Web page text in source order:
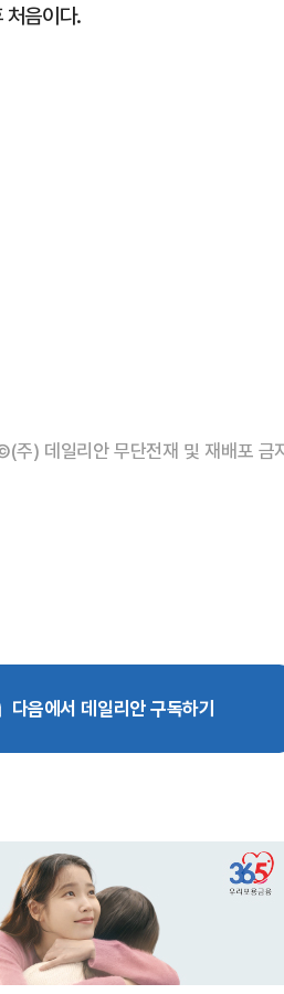
음이다.
주) 데일리안 무단전재 및 재배포 금
다음에서 데일리안 구독하기